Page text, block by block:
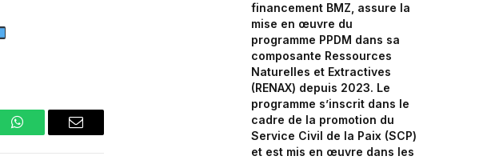
WhatsAppEmail
financement BMZ, assure la
mise en œuvre du
programme PPDM dans sa
composante Ressources
Naturelles et Extractives
(RENAX) depuis 2023. Le
programme s’inscrit dans le
cadre de la promotion du
Service Civil de la Paix (SCP)
et est mis en œuvre dans les